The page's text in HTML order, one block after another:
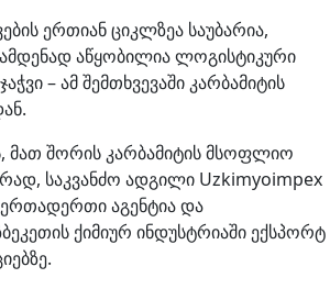
ერთიან ციკლზეა საუბარია,
აწყობილია ლოგისტიკური
– ამ შემთხვევაში კარბამიტის
მათ შორის კარბამიტის მსოფლიო
საკვანძო ადგილი Uzkimyoimpex
აგენტია და
ქიმიურ ინდუსტრიაში ექსპორტ